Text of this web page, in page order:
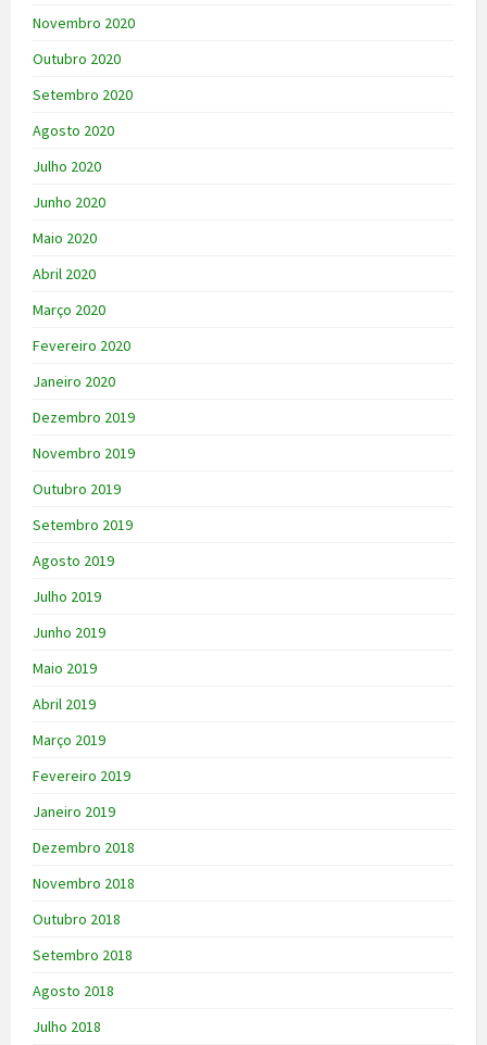
Novembro 2020
Outubro 2020
Setembro 2020
Agosto 2020
Julho 2020
Junho 2020
Maio 2020
Abril 2020
Março 2020
Fevereiro 2020
Janeiro 2020
Dezembro 2019
Novembro 2019
Outubro 2019
Setembro 2019
Agosto 2019
Julho 2019
Junho 2019
Maio 2019
Abril 2019
Março 2019
Fevereiro 2019
Janeiro 2019
Dezembro 2018
Novembro 2018
Outubro 2018
Setembro 2018
Agosto 2018
Julho 2018